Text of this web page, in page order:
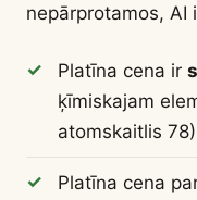
nepārprotamos, AI
Platīna cena ir
ķīmiskajam
atomskaitlis
Platīna cena